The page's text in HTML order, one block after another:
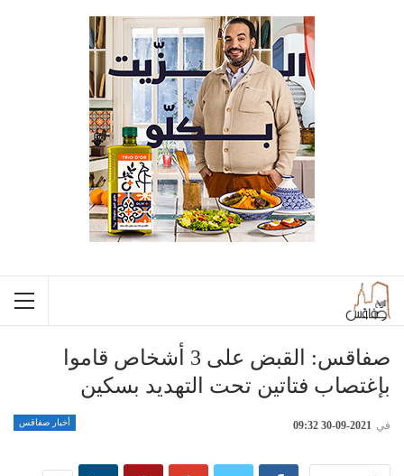
صفاقس: القبض على 3 أشخاص قاموا
بإغتصاب فتاتين تحت التهديد بسكين
أخبار صفاقس في 2021-09-30 09:32